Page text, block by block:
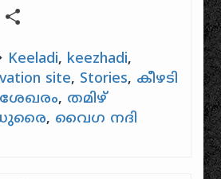
Email
Keeladi, keezhadi,
site, Stories, കീഴടി
, തമിഴ്
, വൈഗ നദി